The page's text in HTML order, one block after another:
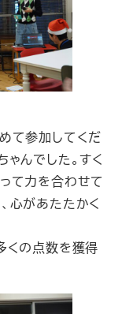
て参加してくだ
んでした。すく
て力を合わせて
心があたたかく
くの点数を獲得